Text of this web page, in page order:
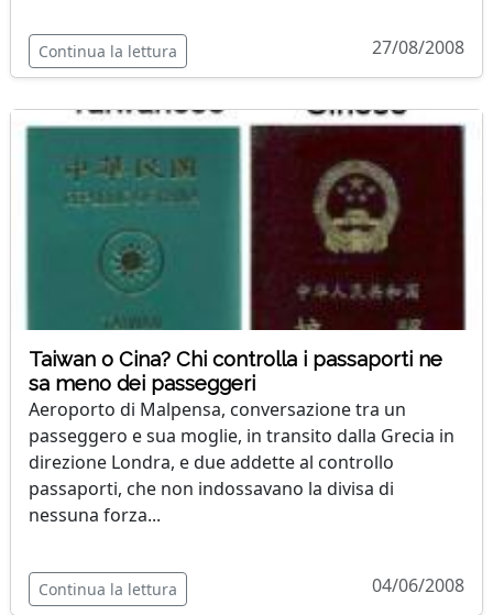
Continua la lettura 27/08/2008
Taiwan o Cina? Chi controlla i passaporti ne
sa meno dei passeggeri
Aeroporto di Malpensa, conversazione tra un
passeggero e sua moglie, in transito dalla Grecia in
direzione Londra, e due addette al controllo
passaporti, che non indossavano la divisa di
nessuna forza...
Continua la lettura 04/06/2008